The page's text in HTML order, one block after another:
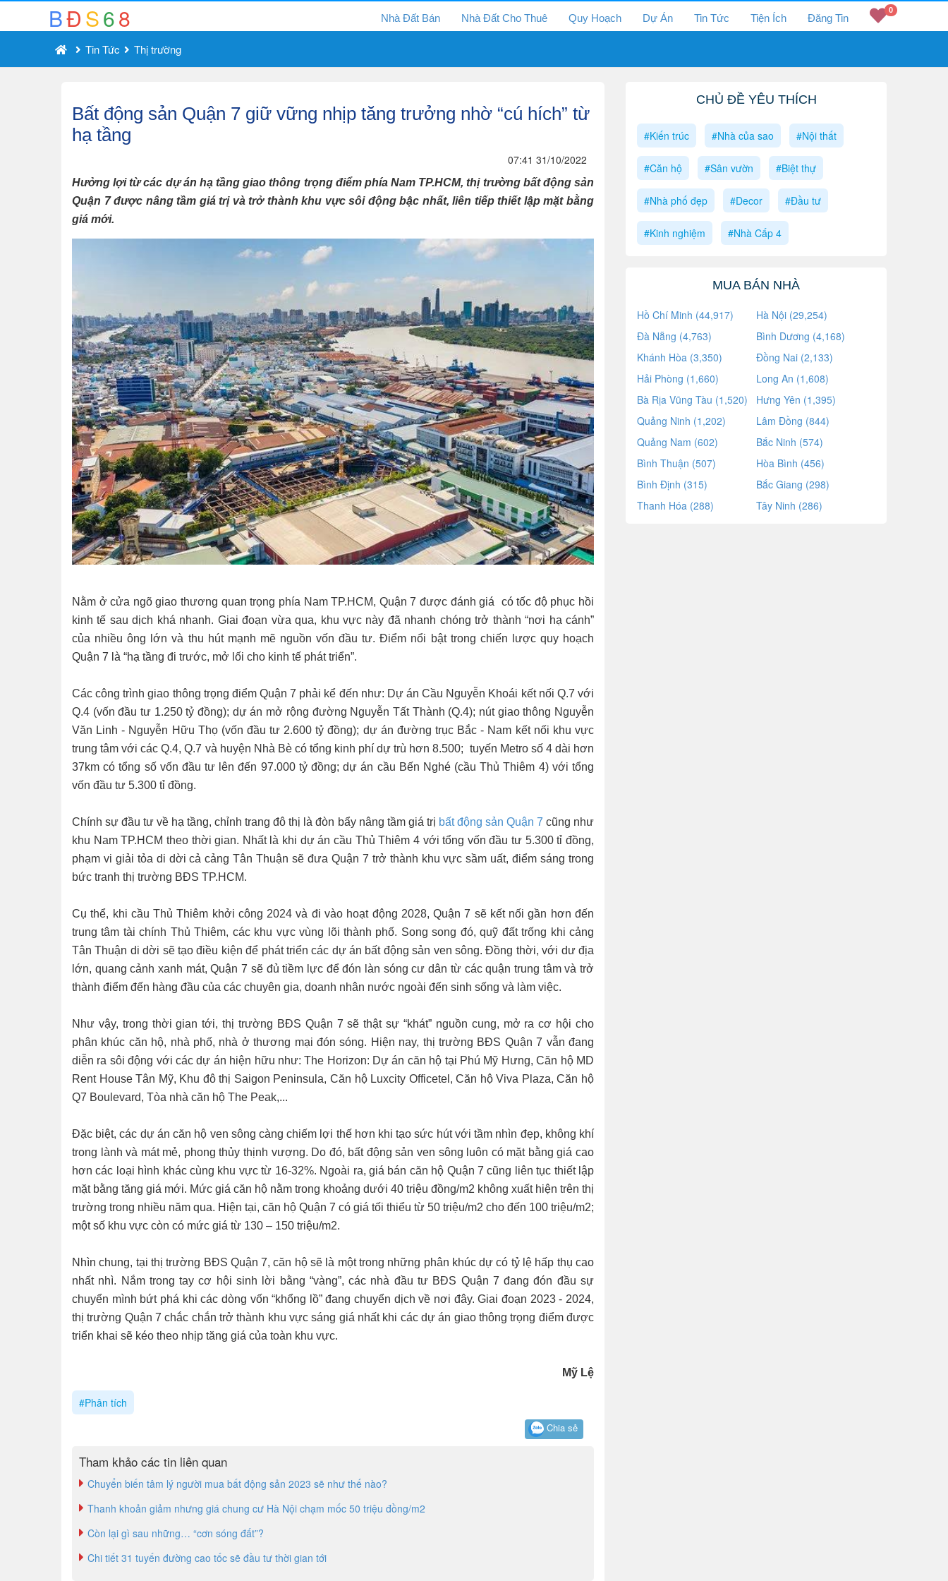
BĐS68 Nhà Đất Bán Nhà Đất Cho Thuê Quy Hoạch Dự Án Tin Tức Tiện Ích Đăng Tin
0
Tin Tức Thị trường
Bất động sản Quận 7 giữ vững nhịp tăng trưởng nhờ “cú hích” từ
hạ tầng
07:41 31/10/2022
Hưởng lợi từ các dự án hạ tầng giao thông trọng điểm phía Nam TP.HCM, thị trường bất động sản
Quận 7 được nâng tầm giá trị và trở thành khu vực sôi động bậc nhất, liên tiếp thiết lập mặt bằng
giá mới.
Nằm ở cửa ngõ giao thương quan trọng phía Nam TP.HCM, Quận 7 được đánh giá có tốc độ phục hồi
kinh tế sau dịch khá nhanh. Giai đoạn vừa qua, khu vực này đã nhanh chóng trở thành “nơi hạ cánh”
của nhiều ông lớn và thu hút mạnh mẽ nguồn vốn đầu tư. Điểm nổi bật trong chiến lược quy hoạch
Quận 7 là “hạ tầng đi trước, mở lối cho kinh tế phát triển”.
Các công trình giao thông trọng điểm Quận 7 phải kể đến như: Dự án Cầu Nguyễn Khoái kết nối Q.7 với
Q.4 (vốn đầu tư 1.250 tỷ đồng); dự án mở rộng đường Nguyễn Tất Thành (Q.4); nút giao thông Nguyễn
Văn Linh - Nguyễn Hữu Thọ (vốn đầu tư 2.600 tỷ đồng); dự án đường trục Bắc - Nam kết nối khu vực
trung tâm với các Q.4, Q.7 và huyện Nhà Bè có tổng kinh phí dự trù hơn 8.500; tuyến Metro số 4 dài hơn
37km có tổng số vốn đầu tư lên đến 97.000 tỷ đồng; dự án cầu Bến Nghé (cầu Thủ Thiêm 4) với tổng
vốn đầu tư 5.300 tỉ đồng.
Chính sự đầu tư về hạ tầng, chỉnh trang đô thị là đòn bẩy nâng tầm giá trị bất động sản Quận 7 cũng như
khu Nam TP.HCM theo thời gian. Nhất là khi dự án cầu Thủ Thiêm 4 với tổng vốn đầu tư 5.300 tỉ đồng,
phạm vi giải tỏa di dời cả cảng Tân Thuận sẽ đưa Quận 7 trở thành khu vực sầm uất, điểm sáng trong
bức tranh thị trường BĐS TP.HCM.
Cụ thể, khi cầu Thủ Thiêm khởi công 2024 và đi vào hoạt động 2028, Quận 7 sẽ kết nối gần hơn đến
trung tâm tài chính Thủ Thiêm, các khu vực vùng lõi thành phố. Song song đó, quỹ đất trống khi cảng
Tân Thuận di dời sẽ tạo điều kiện để phát triển các dự án bất động sản ven sông. Đồng thời, với dư địa
lớn, quang cảnh xanh mát, Quận 7 sẽ đủ tiềm lực để đón làn sóng cư dân từ các quận trung tâm và trở
thành điểm đến hàng đầu của các chuyên gia, doanh nhân nước ngoài đến sinh sống và làm việc.
Như vậy, trong thời gian tới, thị trường BĐS Quận 7 sẽ thật sự “khát” nguồn cung, mở ra cơ hội cho
phân khúc căn hộ, nhà phố, nhà ở thương mại đón sóng. Hiện nay, thị trường BĐS Quận 7 vẫn đang
diễn ra sôi động với các dự án hiện hữu như: The Horizon: Dự án căn hộ tại Phú Mỹ Hưng, Căn hộ MD
Rent House Tân Mỹ, Khu đô thị Saigon Peninsula, Căn hộ Luxcity Officetel, Căn hộ Viva Plaza, Căn hộ
Q7 Boulevard, Tòa nhà căn hộ The Peak,...
Đặc biệt, các dự án căn hộ ven sông càng chiếm lợi thế hơn khi tạo sức hút với tầm nhìn đẹp, không khí
trong lành và mát mẻ, phong thủy thịnh vượng. Do đó, bất động sản ven sông luôn có mặt bằng giá cao
hơn các loại hình khác cùng khu vực từ 16-32%. Ngoài ra, giá bán căn hộ Quận 7 cũng liên tục thiết lập
mặt bằng tăng giá mới. Mức giá căn hộ nằm trong khoảng dưới 40 triệu đồng/m2 không xuất hiện trên thị
trường trong nhiều năm qua. Hiện tại, căn hộ Quận 7 có giá tối thiểu từ 50 triệu/m2 cho đến 100 triệu/m2;
một số khu vực còn có mức giá từ 130 – 150 triệu/m2.
Nhìn chung, tại thị trường BĐS Quận 7, căn hộ sẽ là một trong những phân khúc dự có tỷ lệ hấp thụ cao
nhất nhì. Nắm trong tay cơ hội sinh lời bằng “vàng”, các nhà đầu tư BĐS Quận 7 đang đón đầu sự
chuyển mình bứt phá khi các dòng vốn “khổng lồ” đang chuyển dịch về nơi đây. Giai đoạn 2023 - 2024,
thị trường Quận 7 chắc chắn trở thành khu vực sáng giá nhất khi các dự án giao thông trọng điểm được
triển khai sẽ kéo theo nhịp tăng giá của toàn khu vực.
Mỹ Lệ
#Phân tích
Chia sẻ
Tham khảo các tin liên quan
Chuyển biến tâm lý người mua bất động sản 2023 sẽ như thế nào?
Thanh khoản giảm nhưng giá chung cư Hà Nội chạm mốc 50 triệu đồng/m2
Còn lại gì sau những… “cơn sóng đất”?
Chi tiết 31 tuyến đường cao tốc sẽ đầu tư thời gian tới
CHỦ ĐỀ YÊU THÍCH
#Kiến trúc #Nhà của sao #Nội thất
#Căn hộ #Sân vườn #Biệt thự
#Nhà phố đẹp #Decor #Đầu tư
#Kinh nghiệm #Nhà Cấp 4
MUA BÁN NHÀ
Hồ Chí Minh (44,917)
Hà Nội (29,254)
Đà Nẵng (4,763)
Bình Dương (4,168)
Khánh Hòa (3,350)
Đồng Nai (2,133)
Hải Phòng (1,660)
Long An (1,608)
Bà Rịa Vũng Tàu (1,520)
Hưng Yên (1,395)
Quảng Ninh (1,202)
Lâm Đồng (844)
Quảng Nam (602)
Bắc Ninh (574)
Bình Thuận (507)
Hòa Bình (456)
Bình Định (315)
Bắc Giang (298)
Thanh Hóa (288)
Tây Ninh (286)